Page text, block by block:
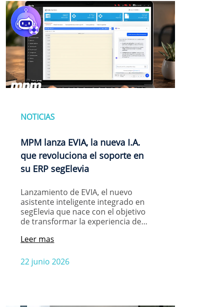
NOTICIAS
MPM lanza EVIA, la nueva I.A.
que revoluciona el soporte en
su ERP segElevia
Lanzamiento de EVIA, el nuevo
asistente inteligente integrado en
segElevia que nace con el objetivo
de transformar la experiencia de…
22 junio 2026
Leer mas